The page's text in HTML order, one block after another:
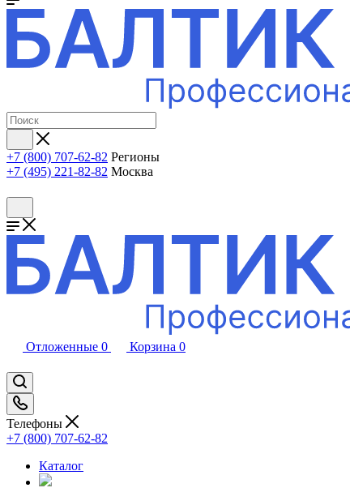
+7 (800) 707-62-82 Регионы
+7 (495) 221-82-82 Москва
Отложенные 0 Корзина 0
Телефоны
+7 (800) 707-62-82
Каталог